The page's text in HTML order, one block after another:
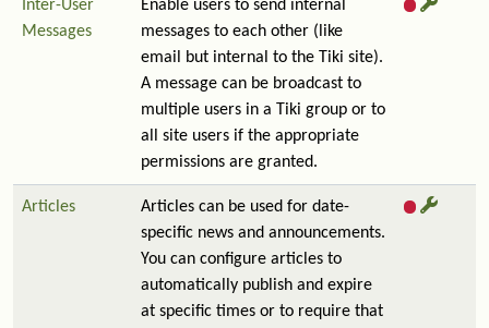
Inter-User
Messages
Enable users to send internal
messages to each other (like
email but internal to the Tiki site).
A message can be broadcast to
multiple users in a Tiki group or to
all site users if the appropriate
permissions are granted.
Articles
Articles can be used for date-
specific news and announcements.
You can configure articles to
automatically publish and expire
at specific times or to require that